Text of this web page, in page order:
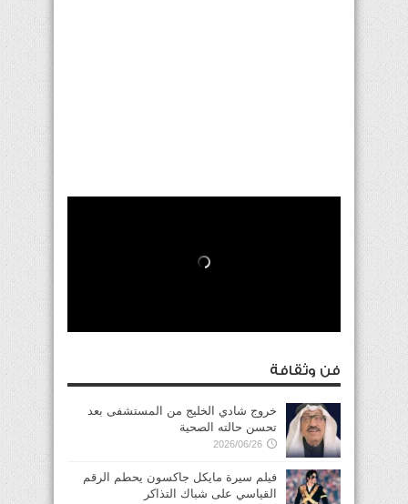
فن وثقافة
خروج شادي الخليج من المستشفى بعد
تحسن حالته الصحية
2026/06/26
فيلم سيرة مايكل جاكسون يحطم الرقم
القياسي على شباك التذاكر